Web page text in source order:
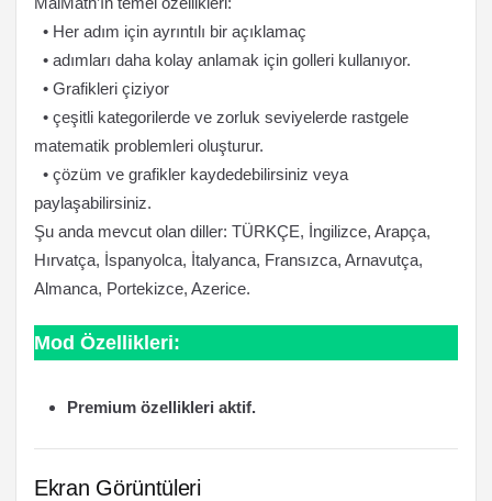
• Her adım için ayrıntılı bir açıklamaç
• adımları daha kolay anlamak için golleri kullanıyor.
• Grafikleri çiziyor
• çeşitli kategorilerde ve zorluk seviyelerde rastgele
matematik problemleri oluşturur.
• çözüm ve grafikler kaydedebilirsiniz veya
paylaşabilirsiniz.
Şu anda mevcut olan diller: TÜRKÇE, İngilizce, Arapça,
Hırvatça, İspanyolca, İtalyanca, Fransızca, Arnavutça,
Almanca, Portekizce, Azerice.
Mod Özellikleri:
Premium özellikleri aktif.
Ekran Görüntüleri